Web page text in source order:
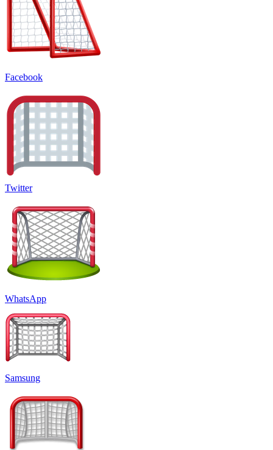
Facebook
Twitter
WhatsApp
Samsung